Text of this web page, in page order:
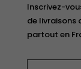
Inscrivez-
de livraisons
partout en